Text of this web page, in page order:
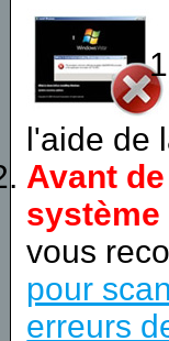
l'aide de
Avant
vous
pour
erreurs